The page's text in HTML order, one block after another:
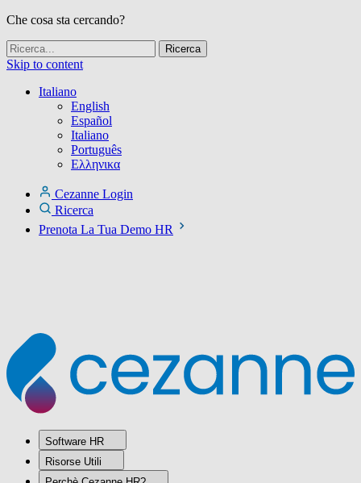
Che cosa sta cercando?
Skip to content
Italiano
English
Español
Italiano
Português
Ελληνικα
Cezanne Login
Ricerca
Prenota La Tua Demo HR
Software HR
Risorse Utili